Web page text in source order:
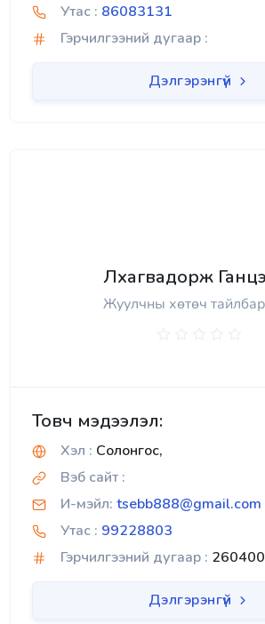
Утас : 86083131
Гэрчилгээний дугаар :
Дэлгэрэнгүй
Лхагвадорж
Жуулчны хөтөч
Товч мэдээлэл:
Хэл : Солонгос,
Вэб сайт :
И-мэйл: tsebb888@gmail.com
Утас : 99228803
Гэрчилгээний дугаар :
Дэлгэрэнгүй